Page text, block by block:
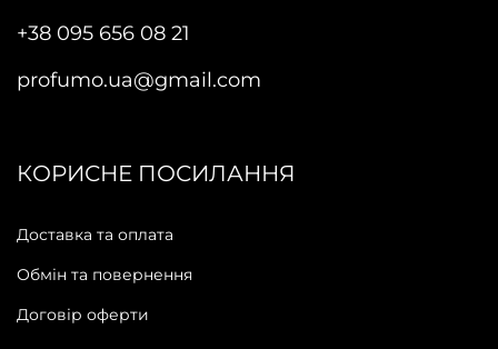
+38 095 656 08 21
profumo.ua@gmail.com
КОРИСНЕ ПОСИЛАННЯ
Доставка та оплата
Обмін та повернення
Договір оферти